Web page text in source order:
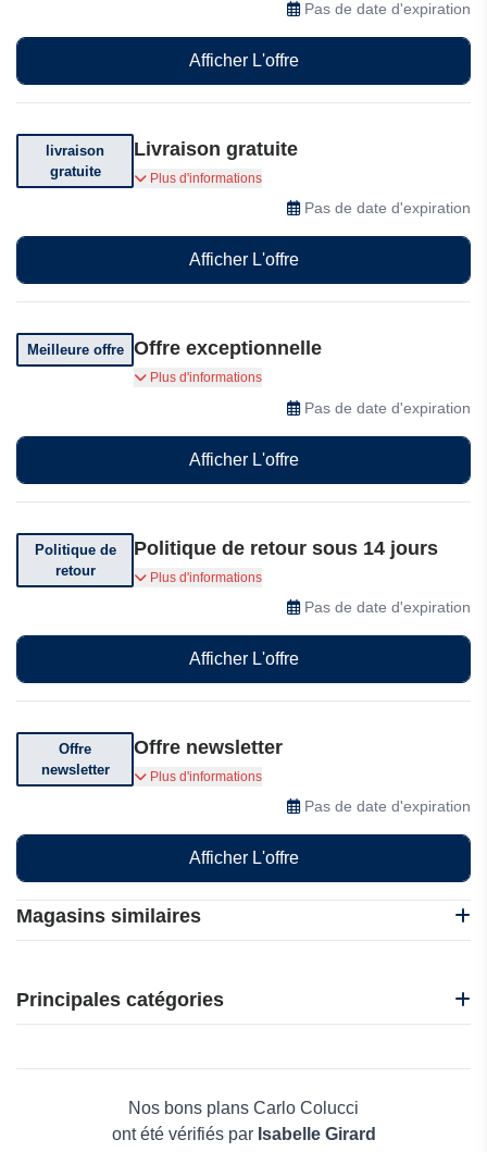
Magasins similaires
i-Run
Idakoos
Principales catégories
Maison & JardinNos bons plans Carlo Colucci
ont été vérifiés par Isabelle Girard
Pas de date d'expiration
Afficher L'offre
livraison
gratuite
Livraison gratuite
Livraison offerte dès 50€ d'achat
Plus d'informations
Pas de date d'expiration
Afficher L'offre
Meilleure offre Offre exceptionnelle
Bénéficiez de réductions exclusives
Plus d'informations
Pas de date d'expiration
Afficher L'offre
Politique de
retour
Politique de retour sous 14 jours
Vous pouvez retourner votre commande sous 14
Plus d'informations
Pas de date d'expiration
Afficher L'offre
Offre
newsletter
Offre newsletter
Abonnez-vous pour recevoir des offres
Plus d'informations
Pas de date d'expiration
Afficher L'offre